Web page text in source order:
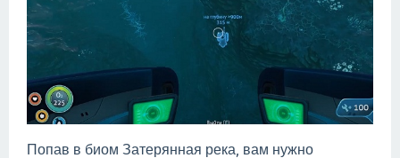
Попав в биом Затерянная река, вам нужно